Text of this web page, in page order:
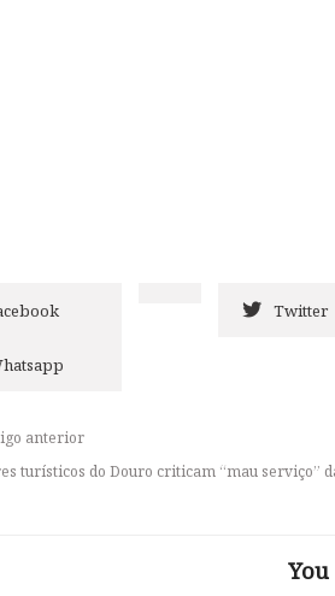
Twitter
anterior
turísticos do Douro criticam “mau serviço”